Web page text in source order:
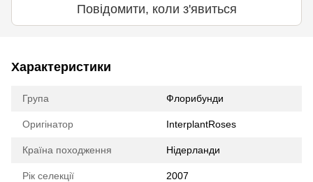
Повідомити, коли з'явиться
Характеристики
Група Флорибунди
Оригінатор InterplantRoses
Країна походження Нідерланди
Рік селекції 2007